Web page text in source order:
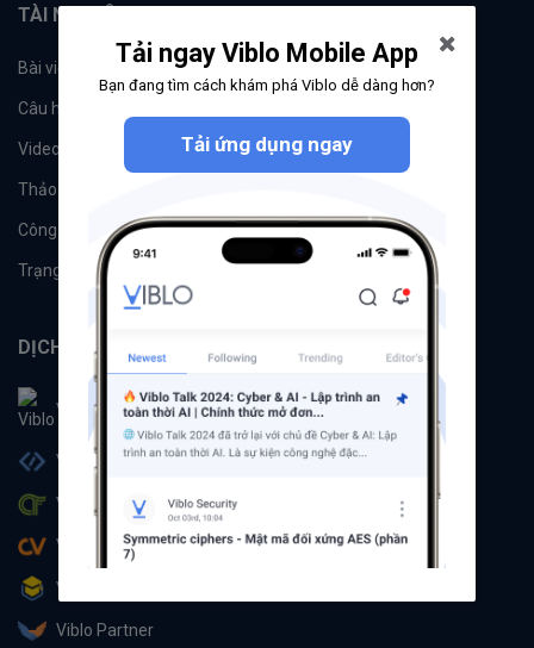
TÀI NGUYÊN
Bài viết Tổ chức
Câu hỏi
Videos Tác giả
Thảo luận
Công cụ Machine Learning
Trạng thái hệ thống
DỊCH VỤ
Viblo
Viblo Code
Viblo CTF
Viblo CV
Viblo Learning
Viblo Partner
Tải ngay Viblo Mobile App
Bạn đang tìm cách khám phá Viblo dễ dàng hơn?
Tải ứng dụng ngay